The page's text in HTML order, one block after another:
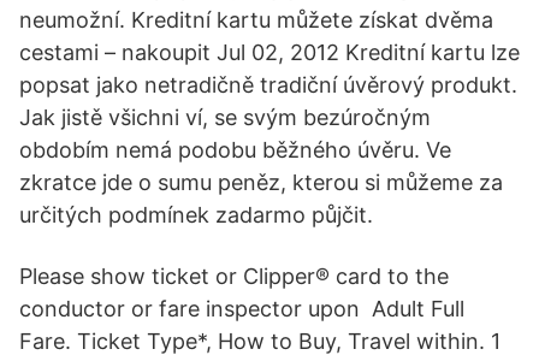
neumožní. Kreditní kartu můžete získat dvěma
cestami – nakoupit Jul 02, 2012 Kreditní kartu lze
popsat jako netradičně tradiční úvěrový produkt.
Jak jistě všichni ví, se svým bezúročným
obdobím nemá podobu běžného úvěru. Ve
zkratce jde o sumu peněz, kterou si můžeme za
určitých podmínek zadarmo půjčit.
Please show ticket or Clipper® card to the
conductor or fare inspector upon Adult Full
Fare. Ticket Type*, How to Buy, Travel within. 1